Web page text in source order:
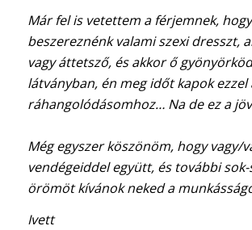
Már fel is vetettem a férjemnek,
beszereznénk valami szexi dresszt,
vagy áttetsző, és akkor ő
látványban, én meg időt kapok ezzel
ráhangolódásomhoz… Na de ez a
Még egyszer köszönöm, hogy vagy/
vendégeiddel együtt, és további
örömöt kívánok neked a
Ivett